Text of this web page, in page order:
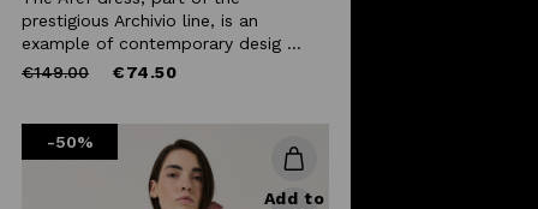
prestigious Archivio line, is an
example of contemporary desig ...
Price
€149.00to €74.50
-50%
Add to